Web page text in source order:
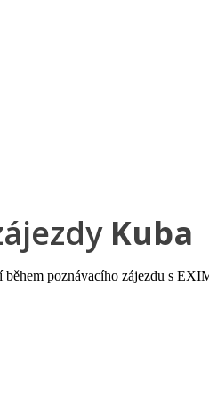
Kuba
poznávacího zájezdu s